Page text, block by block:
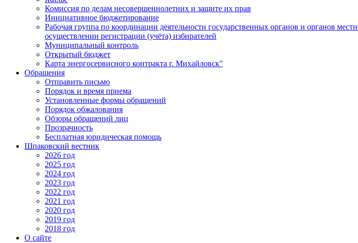
Комиссия по делам несовершеннолетних и защите их прав
Инициативное бюджетирование
Рабочая группа по координации деятельности государственных органов и органов
осуществлении регистрации (учёта) избирателей
Муниципальный контроль
Открытый бюджет
Карта энергосервисного контракта г. Михайловск"
Обращения
Отправить письмо
Порядок и время приема
Установленные формы обращений
Порядок обжалования
Обзоры обращений лиц
Прозрачность
Бесплатная юридическая помощь
Шпаковский вестник
2026 год
2025 год
2024 год
2023 год
2022 год
2021 год
2020 год
2019 год
2018 год
О сайте